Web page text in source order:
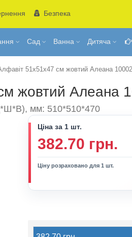
Безпека
Сад Ванна Дитяча
51х51х47 см жовтий Алеана
жовтий Алеана
мм: 510*510*470
Ціна за 1 шт.
382.70 грн.
Ціну розраховано для 1 шт.